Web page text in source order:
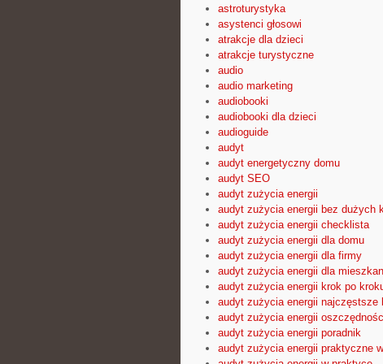
astroturystyka
asystenci głosowi
atrakcje dla dzieci
atrakcje turystyczne
audio
audio marketing
audiobooki
audiobooki dla dzieci
audioguide
audyt
audyt energetyczny domu
audyt SEO
audyt zużycia energii
audyt zużycia energii bez dużych
audyt zużycia energii checklista
audyt zużycia energii dla domu
audyt zużycia energii dla firmy
audyt zużycia energii dla
audyt zużycia energii krok po
audyt zużycia energii najczęstsze
audyt zużycia energii
audyt zużycia energii poradnik
audyt zużycia energii praktyczne